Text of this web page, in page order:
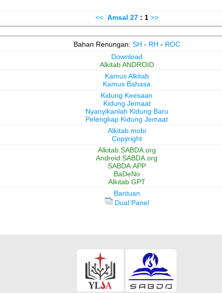
<< Amsal 27 : 1 >>
Bahan Renungan: SH - RH - ROC
Download
Alkitab ANDROID
Kamus Alkitab
Kamus Bahasa
Kidung Keesaan
Kidung Jemaat
Nyanyikanlah Kidung Baru
Pelengkap Kidung Jemaat
Alkitab.mobi
Copyright
Alkitab.SABDA.org
Android.SABDA.org
SABDA.APP
BaDeNo
Alkitab GPT
Bantuan
Dual Panel